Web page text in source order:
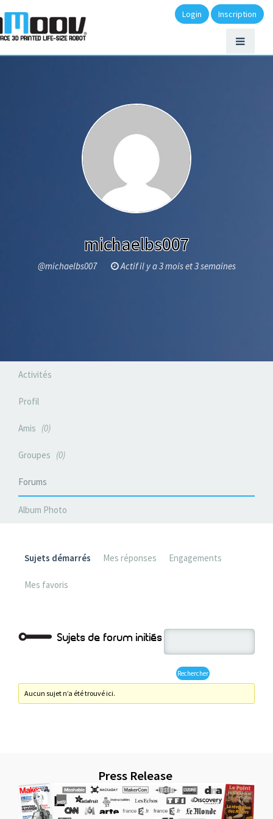
Login Inscription
michaelbs007
@michaelbs007 Actif il y a 3 mois et 3 semaines
Activités
Profil
Amis 0
Groupes 0
Forums
Album Photo
Sujets démarrés Mes réponses Engagements
Mes favoris
Sujets de forum initiés
Aucun sujet n’a été trouvé ici.
Press Release